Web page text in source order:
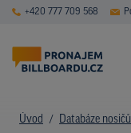
+420 777 709 568
Úvod Databáze nosičů